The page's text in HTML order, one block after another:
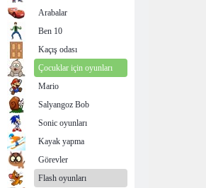
Arabalar
Ben 10
Kaçış odası
Çocuklar için oyunları
Mario
Salyangoz Bob
Sonic oyunları
Kayak yapma
Görevler
Flash oyunları